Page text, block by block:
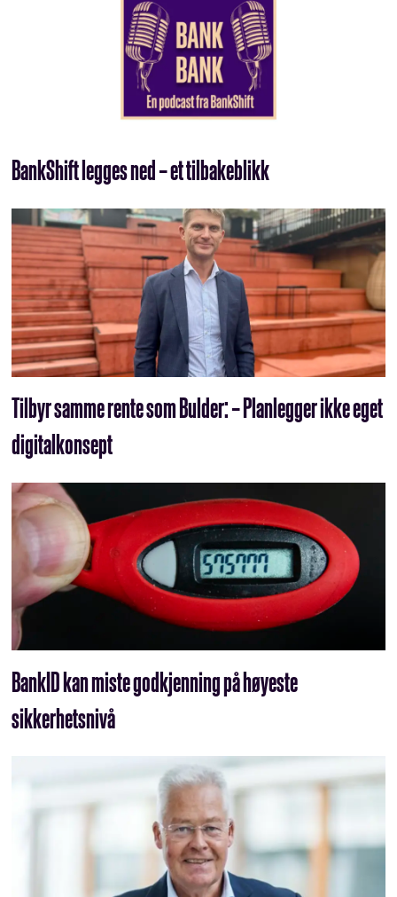
BankShift legges ned – et tilbakeblikk
Tilbyr samme rente som Bulder: – Planlegger ikke eget
digitalkonsept
BankID kan miste godkjenning på høyeste
sikkerhetsnivå